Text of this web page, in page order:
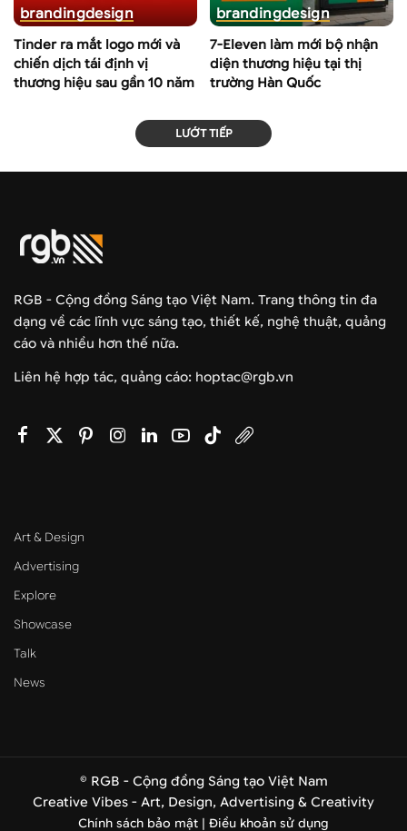
brandingdesign
Tinder ra mắt logo mới và
chiến dịch tái định vị
thương hiệu sau gần 10 năm
brandingdesign
7-Eleven làm mới bộ nhận
diện thương hiệu tại thị
trường Hàn Quốc
LƯỚT TIẾP
RGB - Cộng đồng Sáng tạo Việt Nam. Trang thông tin đa
dạng về các lĩnh vực sáng tạo, thiết kế, nghệ thuật, quảng
cáo và nhiều hơn thế nữa.
Liên hệ hợp tác, quảng cáo: hoptac@rgb.vn
Art & Design
Advertising
Explore
Showcase
Talk
News
© RGB - Cộng đồng Sáng tạo Việt Nam
Creative Vibes - Art, Design, Advertising & Creativity
Chính sách bảo mật | Điều khoản sử dụng